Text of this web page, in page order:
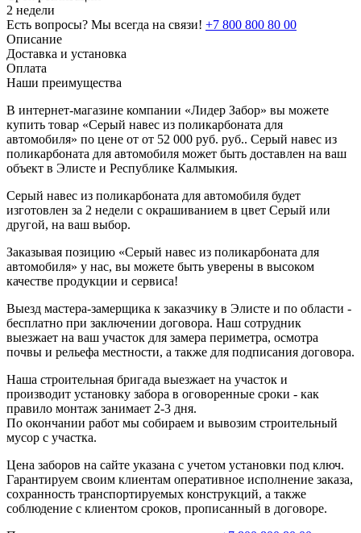
2 недели
Есть вопросы? Мы всегда на связи! +7 800 800 80 00
Описание
Доставка и установка
Оплата
Наши преимущества
В интернет-магазине компании «Лидер Забор» вы можете
купить товар «Серый навес из поликарбоната для
автомобиля» по цене от от 52 000 руб. руб.. Серый навес из
поликарбоната для автомобиля может быть доставлен на ваш
объект в Элисте и Республике Калмыкия.
Серый навес из поликарбоната для автомобиля будет
изготовлен за 2 недели с окрашиванием в цвет Серый или
другой, на ваш выбор.
Заказывая позицию «Серый навес из поликарбоната для
автомобиля» у нас, вы можете быть уверены в высоком
качестве продукции и сервиса!
Выезд мастера-замерщика к заказчику в Элисте и по области -
бесплатно при заключении договора. Наш сотрудник
выезжает на ваш участок для замера периметра, осмотра
почвы и рельефа местности, а также для подписания договора.
Наша строительная бригада выезжает на участок и
производит установку забора в оговоренные сроки - как
правило монтаж занимает 2-3 дня.
По окончании работ мы собираем и вывозим строительный
мусор с участка.
Цена заборов на сайте указана с учетом установки под ключ.
Гарантируем своим клиентам оперативное исполнение заказа,
сохранность транспортируемых конструкций, а также
соблюдение с клиентом сроков, прописанный в договоре.